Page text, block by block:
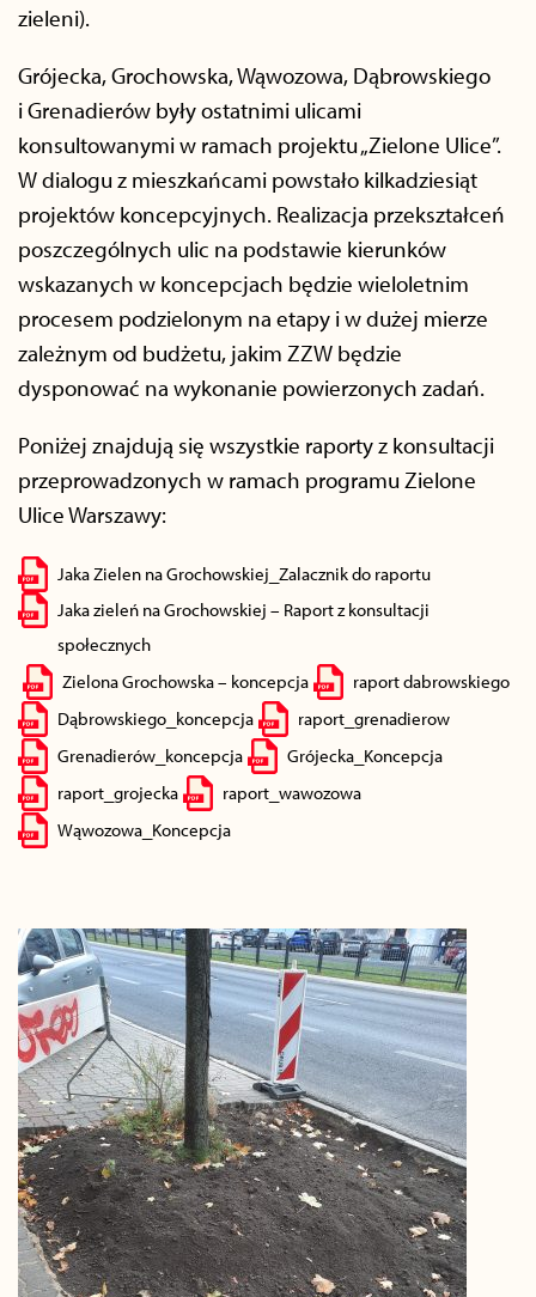
zieleni).
Grójecka, Grochowska, Wąwozowa, Dąbrowskiego
i Grenadierów były ostatnimi ulicami
konsultowanymi w ramach projektu „Zielone Ulice”.
W dialogu z mieszkańcami powstało kilkadziesiąt
projektów koncepcyjnych. Realizacja przekształceń
poszczególnych ulic na podstawie kierunków
wskazanych w koncepcjach będzie wieloletnim
procesem podzielonym na etapy i w dużej mierze
zależnym od budżetu, jakim ZZW będzie
dysponować na wykonanie powierzonych zadań.
Poniżej znajdują się wszystkie raporty z konsultacji
przeprowadzonych w ramach programu Zielone
Ulice Warszawy:
Jaka Zielen na Grochowskiej_Zalacznik do raportu
Jaka zieleń na Grochowskiej – Raport z konsultacji
społecznych
Zielona Grochowska – koncepcja
raport dabrowskiego
Dąbrowskiego_koncepcja
raport_grenadierow
Grenadierów_koncepcja
Grójecka_Koncepcja
raport_grojecka
raport_wawozowa
Wąwozowa_Koncepcja